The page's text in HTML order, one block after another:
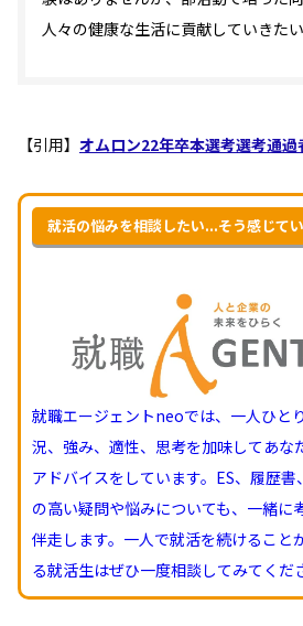
人々の健康な生活に貢献していきたい
【引用】 オムロン22年卒本選考選考通過
就活の悩みを相談したい...そう感じて
就職エージェントneoでは、一人ひと
況、強み、適性、思考を加味してあな
アドバイスをしています。ES、履歴
の高い疑問や悩みについても、一緒に
伴走します。一人で就活を続けること
る就活生はぜひ一度相談してみてくだ